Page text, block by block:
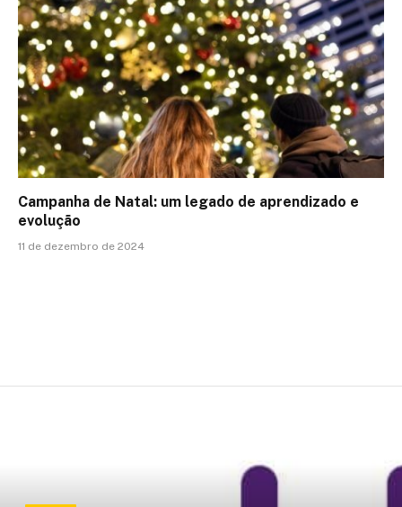
Campanha de Natal: um legado de aprendizado e
evolução
11 de dezembro de 2024